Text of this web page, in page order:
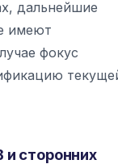
дальнейшие
имеют
фокус
и сторонних